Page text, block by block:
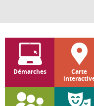
Démarches
Carte